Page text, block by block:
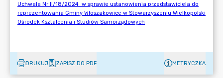
DRUKUJ ZAPISZ DO PDF METRYCZKA